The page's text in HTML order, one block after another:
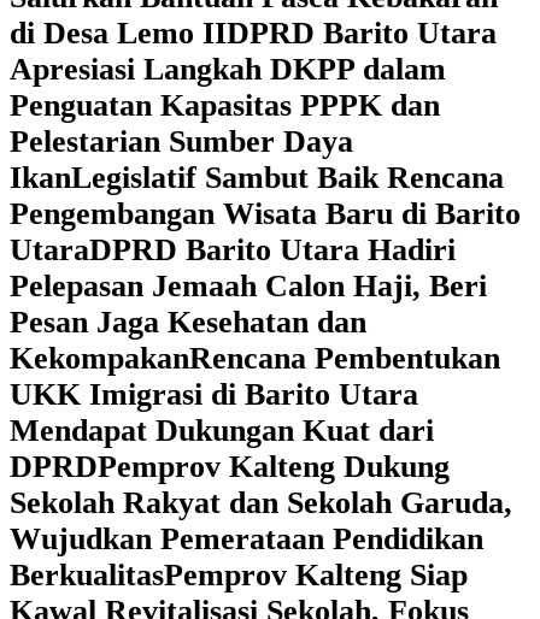
di Desa Lemo IIDPRD Barito Utara
Apresiasi Langkah DKPP dalam
Penguatan Kapasitas PPPK dan
Pelestarian Sumber Daya
IkanLegislatif Sambut Baik Rencana
Pengembangan Wisata Baru di Barito
UtaraDPRD Barito Utara Hadiri
Pelepasan Jemaah Calon Haji, Beri
Pesan Jaga Kesehatan dan
KekompakanRencana Pembentukan
UKK Imigrasi di Barito Utara
Mendapat Dukungan Kuat dari
DPRD‎Pemprov Kalteng Dukung
Sekolah Rakyat dan Sekolah Garuda,
Wujudkan Pemerataan Pendidikan
Berkualitas‎Pemprov Kalteng Siap
Kawal Revitalisasi Sekolah, Fokus